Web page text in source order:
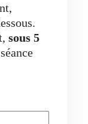
sous 5